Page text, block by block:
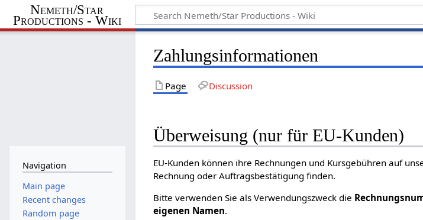
Nemeth/Star
Productions - Wiki
Zahlungsinformationen
Page Discussion
Überweisung (nur für EU-Kunden)
EU-Kunden können ihre Rechnungen und Kursgebühren auf
Rechnung oder Auftragsbestätigung finden.
Bitte verwenden Sie als Verwendungszweck die
eigenen Namen.
Navigation
Main page
Recent changes
Random page